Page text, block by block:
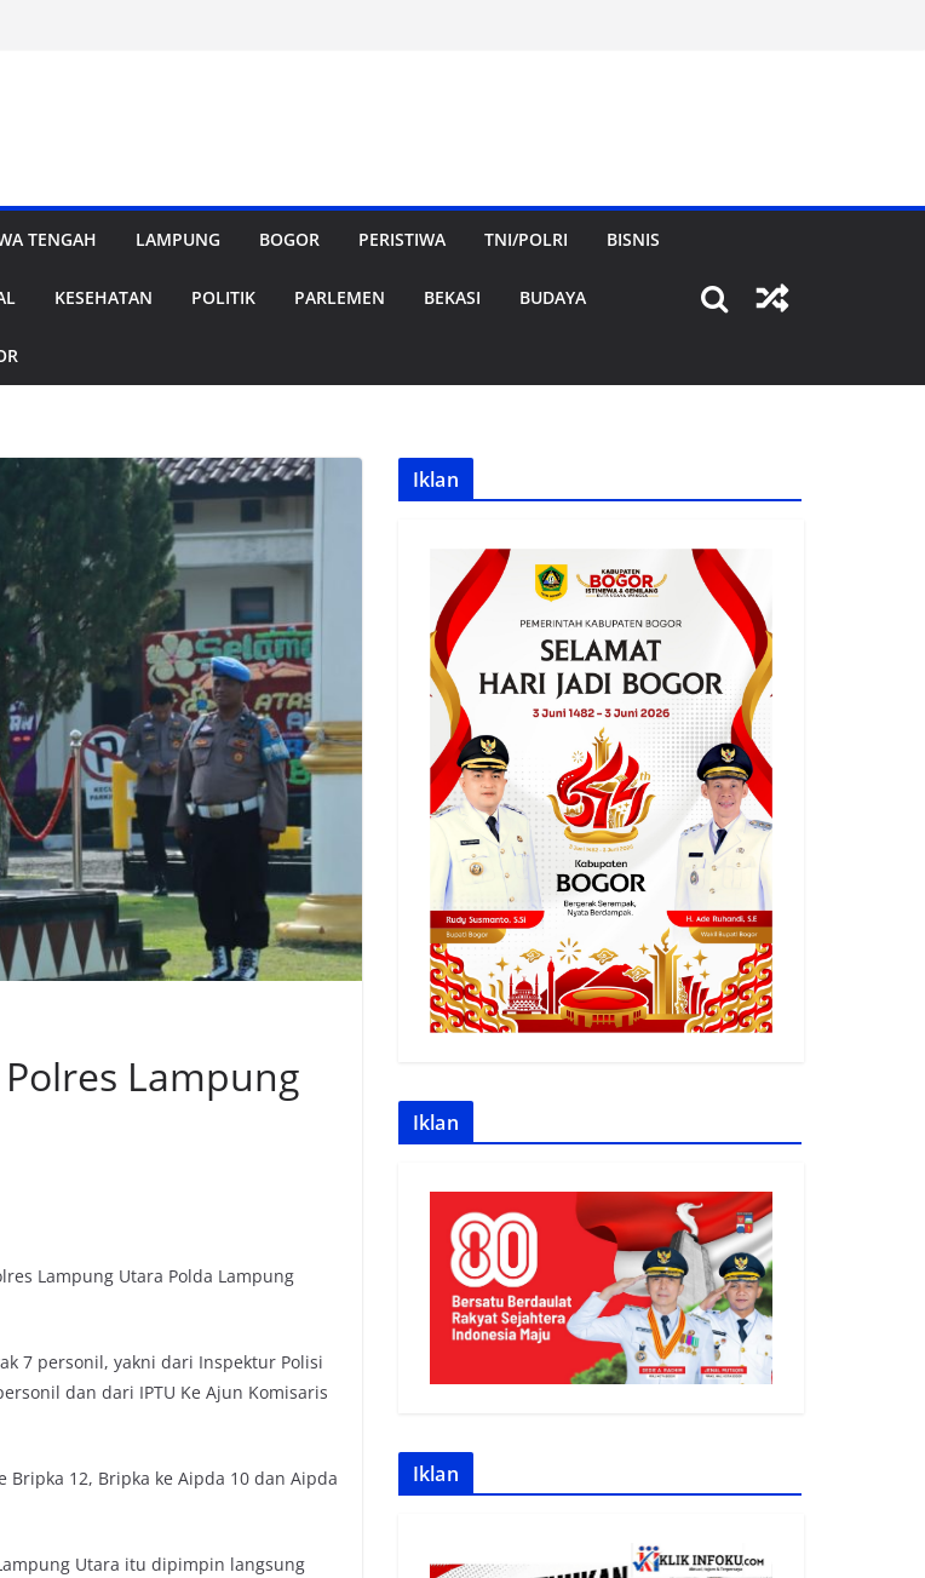
TENGAH LAMPUNG BOGOR PERISTIWA TNI/POLRI BISNIS
KESEHATAN POLITIK PARLEMEN BEKASI BUDAYA
Lampung
Lampung Utara Polda Lampung
7 personil, yakni dari Inspektur Polisi
dan dari IPTU Ke Ajun Komisaris
12, Bripka ke Aipda 10 dan Aipda
Utara itu dipimpin langsung
Iklan
Iklan
Iklan